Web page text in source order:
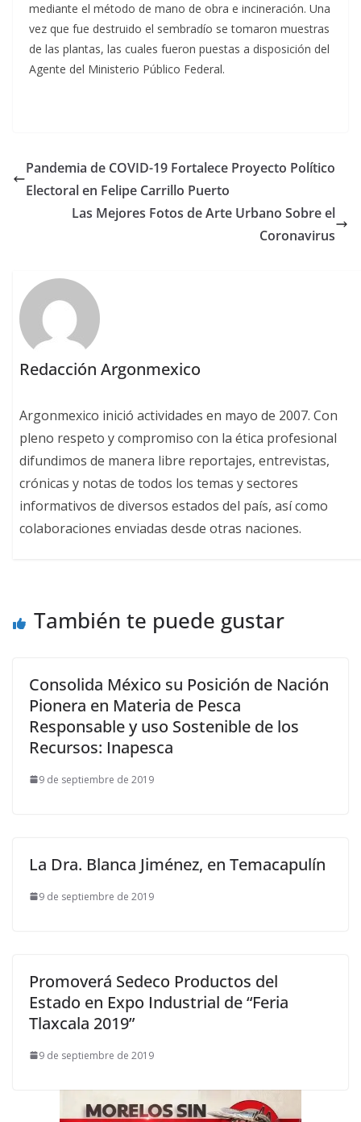
mediante el método de mano de obra e incineración. Una
vez que fue destruido el sembradío se tomaron muestras
de las plantas, las cuales fueron puestas a disposición del
Agente del Ministerio Público Federal.
Pandemia de COVID-19 Fortalece Proyecto Político
Electoral en Felipe Carrillo Puerto
Las Mejores Fotos de Arte Urbano Sobre el
Coronavirus
Redacción Argonmexico
Argonmexico inició actividades en mayo de 2007. Con
pleno respeto y compromiso con la ética profesional
difundimos de manera libre reportajes, entrevistas,
crónicas y notas de todos los temas y sectores
informativos de diversos estados del país, así como
colaboraciones enviadas desde otras naciones.
También te puede gustar
Consolida México su Posición de Nación
Pionera en Materia de Pesca
Responsable y uso Sostenible de los
Recursos: Inapesca
9 de septiembre de 2019
La Dra. Blanca Jiménez, en Temacapulín
9 de septiembre de 2019
Promoverá Sedeco Productos del
Estado en Expo Industrial de “Feria
Tlaxcala 2019”
9 de septiembre de 2019